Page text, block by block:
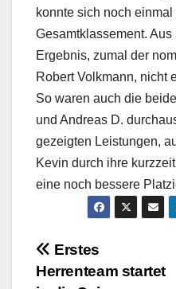
konnte sich noch
Gesamtklassement.
Ergebnis, zumal der
Robert Volkmann, nicht
So waren auch die
und Andreas D.
gezeigten Leistungen,
Kevin durch ihre
eine noch bessere
Erstes
Herrenteam startet